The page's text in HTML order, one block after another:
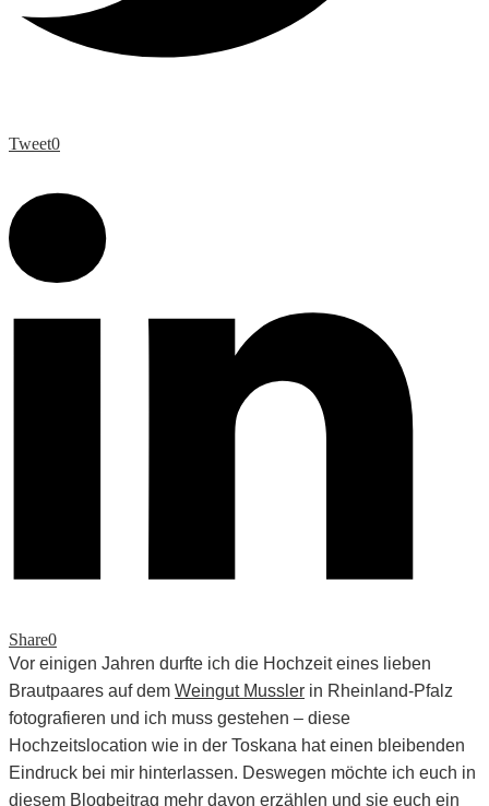
Tweet0
Share0
Vor einigen Jahren durfte ich die Hochzeit eines lieben
Brautpaares auf dem Weingut Mussler in Rheinland-Pfalz
fotografieren und ich muss gestehen – diese
Hochzeitslocation wie in der Toskana hat einen bleibenden
Eindruck bei mir hinterlassen. Deswegen möchte ich euch in
diesem Blogbeitrag mehr davon erzählen und sie euch ein